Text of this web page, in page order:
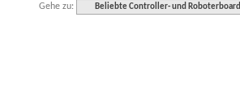
Gehe zu: Beliebte Controller- und